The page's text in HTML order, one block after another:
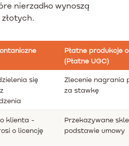
nierzadko wynoszą
Płatne produkcje
(Płatne UGC)
się
Zlecenie nagrania
za stawkę
klienta -
o licencję
Przekazywane
podstawie umowy